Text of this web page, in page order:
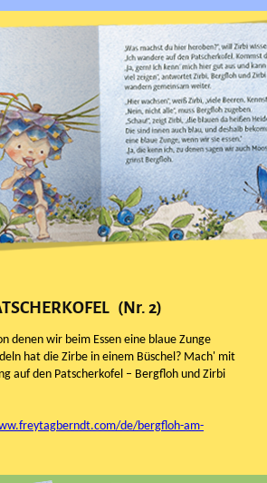
(Nr. 2)
denen wir beim Essen eine blaue Zunge
hat die Zirbe in einem Büschel? Mach' mit
auf den Patscherkofel – Bergfloh und Zirbi
de/bergfloh-am-